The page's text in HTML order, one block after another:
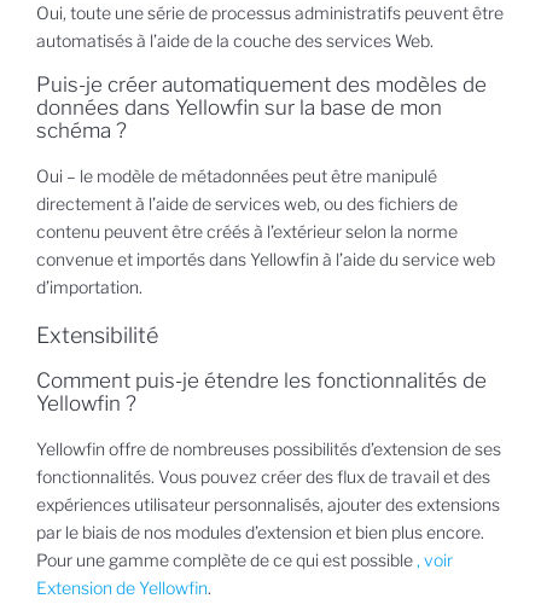
Oui, toute une série de processus administratifs peuvent être
automatisés à l’aide de la couche des services Web.
Puis-je créer automatiquement des modèles de
données dans Yellowfin sur la base de mon
schéma ?
Oui – le modèle de métadonnées peut être manipulé
directement à l’aide de services web, ou des fichiers de
contenu peuvent être créés à l’extérieur selon la norme
convenue et importés dans Yellowfin à l’aide du service web
d’importation.
Extensibilité
Comment puis-je étendre les fonctionnalités de
Yellowfin ?
Yellowfin offre de nombreuses possibilités d’extension de ses
fonctionnalités. Vous pouvez créer des flux de travail et des
expériences utilisateur personnalisés, ajouter des extensions
par le biais de nos modules d’extension et bien plus encore.
Pour une gamme complète de ce qui est possible , voir
Extension de Yellowfin.